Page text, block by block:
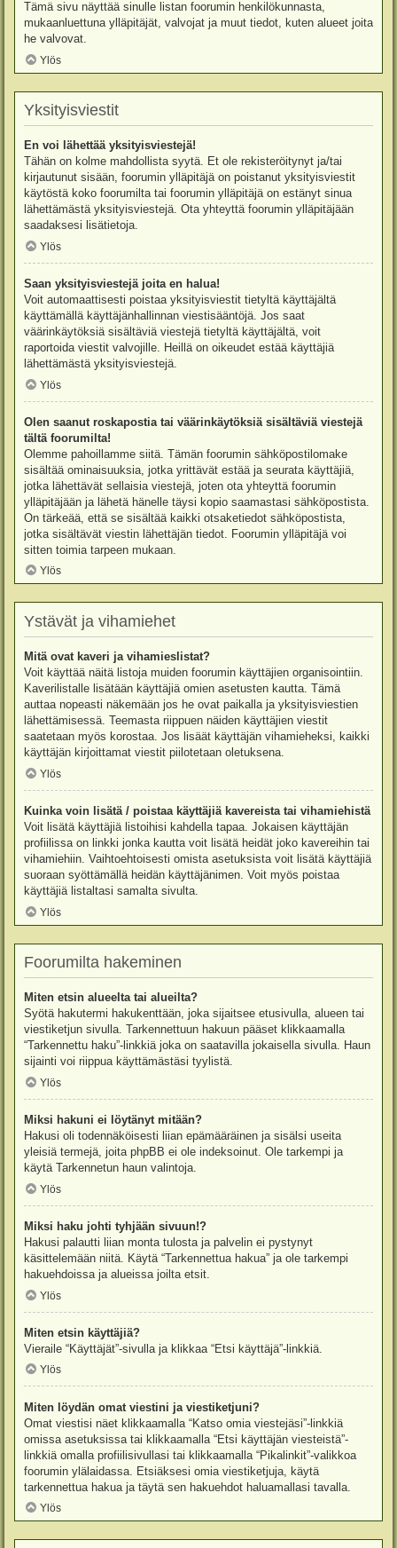
Tämä sivu näyttää sinulle listan foorumin henkilökunnasta,
mukaanluettuna ylläpitäjät, valvojat ja muut tiedot, kuten alueet joita
he valvovat.
Ylös
Yksityisviestit
En voi lähettää yksityisviestejä!
Tähän on kolme mahdollista syytä. Et ole rekisteröitynyt ja/tai
kirjautunut sisään, foorumin ylläpitäjä on poistanut yksityisviestit
käytöstä koko foorumilta tai foorumin ylläpitäjä on estänyt sinua
lähettämästä yksityisviestejä. Ota yhteyttä foorumin ylläpitäjään
saadaksesi lisätietoja.
Ylös
Saan yksityisviestejä joita en halua!
Voit automaattisesti poistaa yksityisviestit tietyltä käyttäjältä
käyttämällä käyttäjänhallinnan viestisääntöjä. Jos saat
väärinkäytöksiä sisältäviä viestejä tietyltä käyttäjältä, voit
raportoida viestit valvojille. Heillä on oikeudet estää käyttäjiä
lähettämästä yksityisviestejä.
Ylös
Olen saanut roskapostia tai väärinkäytöksiä sisältäviä viestejä
tältä foorumilta!
Olemme pahoillamme siitä. Tämän foorumin sähköpostilomake
sisältää ominaisuuksia, jotka yrittävät estää ja seurata käyttäjiä,
jotka lähettävät sellaisia viestejä, joten ota yhteyttä foorumin
ylläpitäjään ja lähetä hänelle täysi kopio saamastasi sähköpostista.
On tärkeää, että se sisältää kaikki otsaketiedot sähköpostista,
jotka sisältävät viestin lähettäjän tiedot. Foorumin ylläpitäjä voi
sitten toimia tarpeen mukaan.
Ylös
Ystävät ja vihamiehet
Mitä ovat kaveri ja vihamieslistat?
Voit käyttää näitä listoja muiden foorumin käyttäjien organisointiin.
Kaverilistalle lisätään käyttäjiä omien asetusten kautta. Tämä
auttaa nopeasti näkemään jos he ovat paikalla ja yksityisviestien
lähettämisessä. Teemasta riippuen näiden käyttäjien viestit
saatetaan myös korostaa. Jos lisäät käyttäjän vihamieheksi, kaikki
käyttäjän kirjoittamat viestit piilotetaan oletuksena.
Ylös
Kuinka voin lisätä / poistaa käyttäjiä kavereista tai vihamiehistä
Voit lisätä käyttäjiä listoihisi kahdella tapaa. Jokaisen käyttäjän
profiilissa on linkki jonka kautta voit lisätä heidät joko kavereihin tai
vihamiehiin. Vaihtoehtoisesti omista asetuksista voit lisätä käyttäjiä
suoraan syöttämällä heidän käyttäjänimen. Voit myös poistaa
käyttäjiä listaltasi samalta sivulta.
Ylös
Foorumilta hakeminen
Miten etsin alueelta tai alueilta?
Syötä hakutermi hakukenttään, joka sijaitsee etusivulla, alueen tai
viestiketjun sivulla. Tarkennettuun hakuun pääset klikkaamalla
“Tarkennettu haku”-linkkiä joka on saatavilla jokaisella sivulla. Haun
sijainti voi riippua käyttämästäsi tyylistä.
Ylös
Miksi hakuni ei löytänyt mitään?
Hakusi oli todennäköisesti liian epämääräinen ja sisälsi useita
yleisiä termejä, joita phpBB ei ole indeksoinut. Ole tarkempi ja
käytä Tarkennetun haun valintoja.
Ylös
Miksi haku johti tyhjään sivuun!?
Hakusi palautti liian monta tulosta ja palvelin ei pystynyt
käsittelemään niitä. Käytä “Tarkennettua hakua” ja ole tarkempi
hakuehdoissa ja alueissa joilta etsit.
Ylös
Miten etsin käyttäjiä?
Vieraile “Käyttäjät”-sivulla ja klikkaa “Etsi käyttäjä”-linkkiä.
Ylös
Miten löydän omat viestini ja viestiketjuni?
Omat viestisi näet klikkaamalla “Katso omia viestejäsi”-linkkiä
omissa asetuksissa tai klikkaamalla “Etsi käyttäjän viesteistä”-
linkkiä omalla profiilisivullasi tai klikkaamalla “Pikalinkit”-valikkoa
foorumin ylälaidassa. Etsiäksesi omia viestiketjuja, käytä
tarkennettua hakua ja täytä sen hakuehdot haluamallasi tavalla.
Ylös